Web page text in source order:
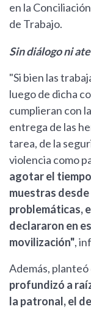
en la
de Trabajo.
Sin diálogo ni
"Si bien las
luego de dicha
cumplieran con
entrega de las
tarea, de la
violencia como
agotar el
muestras
problemáticas,
declararon en
movilización",
Además, planteó
profundizó a
la patronal, el